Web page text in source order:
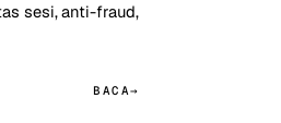
sesi, anti-fraud,
BACA